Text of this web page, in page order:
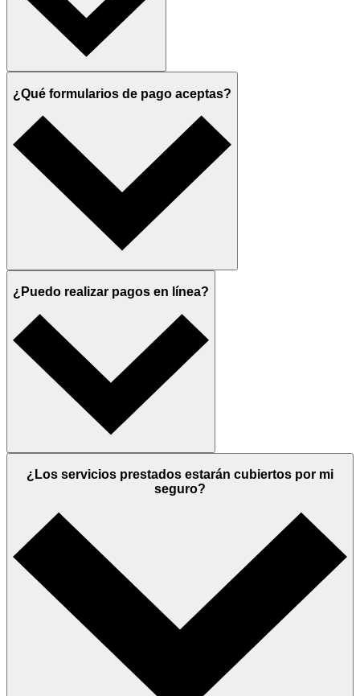
¿Qué formularios de pago aceptas?
¿Puedo realizar pagos en línea?
¿Los servicios prestados estarán cubiertos por mi
seguro?